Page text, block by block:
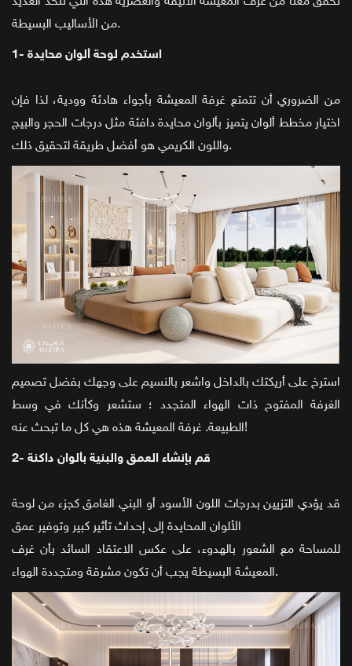
من الأساليب البسيطة.
1- استخدم لوحة ألوان محايدة
من الضروري أن تتمتع غرفة المعيشة بأجواء هادئة وودية، لذا فإن
اختيار مخطط ألوان يتميز بألوان محايدة دافئة مثل درجات الحجر والبيج
واللون الكريمي هو أفضل طريقة لتحقيق ذلك.
استرخ على أريكتك بالداخل واشعر بالنسيم على وجهك بفضل تصميم
الغرفة المفتوح ذات الهواء المتجدد ؛ ستشعر وكأنك في وسط
الطبيعة. غرفة المعيشة هذه هي كل ما تبحث عنه!
2- قم بإنشاء العمق والبنية بألوان داكنة
قد يؤدي التزيين بدرجات اللون الأسود أو البني الغامق كجزء من لوحة
للمساحة مع الشعور بالهدوء، على عكس الاعتقاد السائد بأن غرف
المعيشة البسيطة يجب أن تكون مشرقة ومتجددة الهواء.